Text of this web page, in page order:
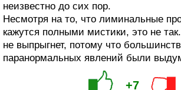
неизвестно до сих пор.
Несмотря на то, что лиминальные
кажутся полными мистики, это не
не выпрыгнет, потому что
паранормальных явлений были
+7